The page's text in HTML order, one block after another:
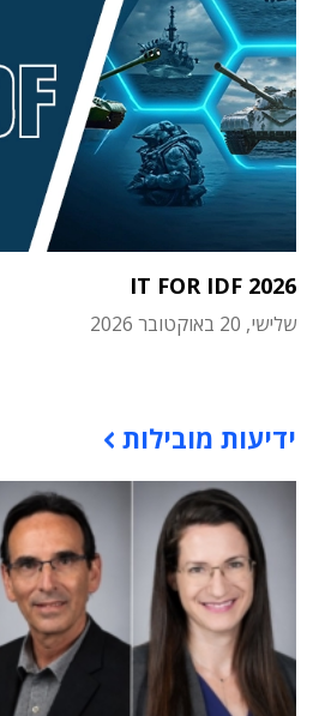
IT FOR IDF 2026
שלישי, 20 באוקטובר 2026
ידיעות מובילות